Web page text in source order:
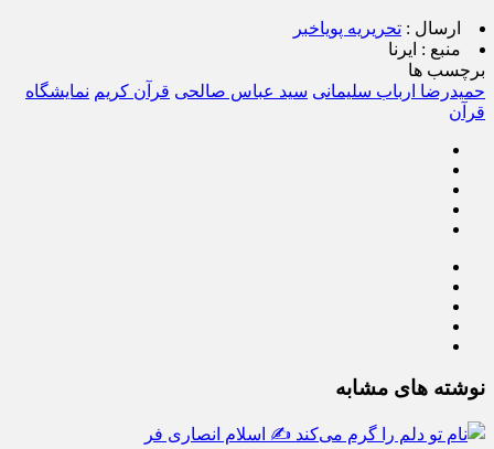
ارسال : تحریریه پویاخبر
منبع : ایرنا
برچسب ها
حمیدرضا ارباب سلیمانی سید عباس صالحی قرآن کریم نمایشگاه
قرآن
نوشته های مشابه